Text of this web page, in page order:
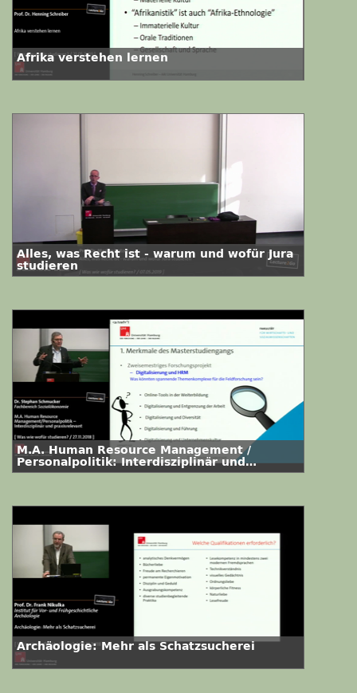
Afrika verstehen lernen
Alles, was Recht ist - warum und wofür Jura
studieren
M.A. Human Resource Management /
Personalpolitik: Interdisziplinär und
praxisrelevant
Archäologie: Mehr als Schatzsucherei